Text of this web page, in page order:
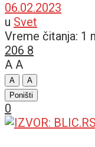
06.02.2023
u Svet
Vreme čitanja: 1
206 8
A A
A
A
Poništi
0